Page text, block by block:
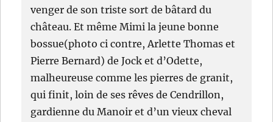
venger de son triste sort de bâtard du
château. Et même Mimi la jeune bonne
bossue(photo ci contre, Arlette Thomas et
Pierre Bernard) de Jock et d’Odette,
malheureuse comme les pierres de granit,
qui finit, loin de ses rêves de Cendrillon,
gardienne du Manoir et d’un vieux cheval